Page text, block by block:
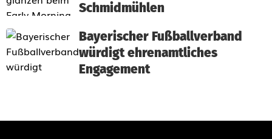
Schmidmühlen
Bayerischer Fußballverband
würdigt ehrenamtliches
Engagement